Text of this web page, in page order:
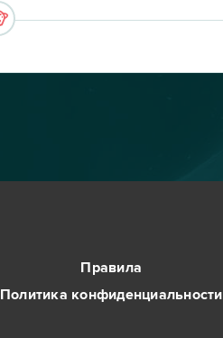
Правила
Политика конфиденциальности